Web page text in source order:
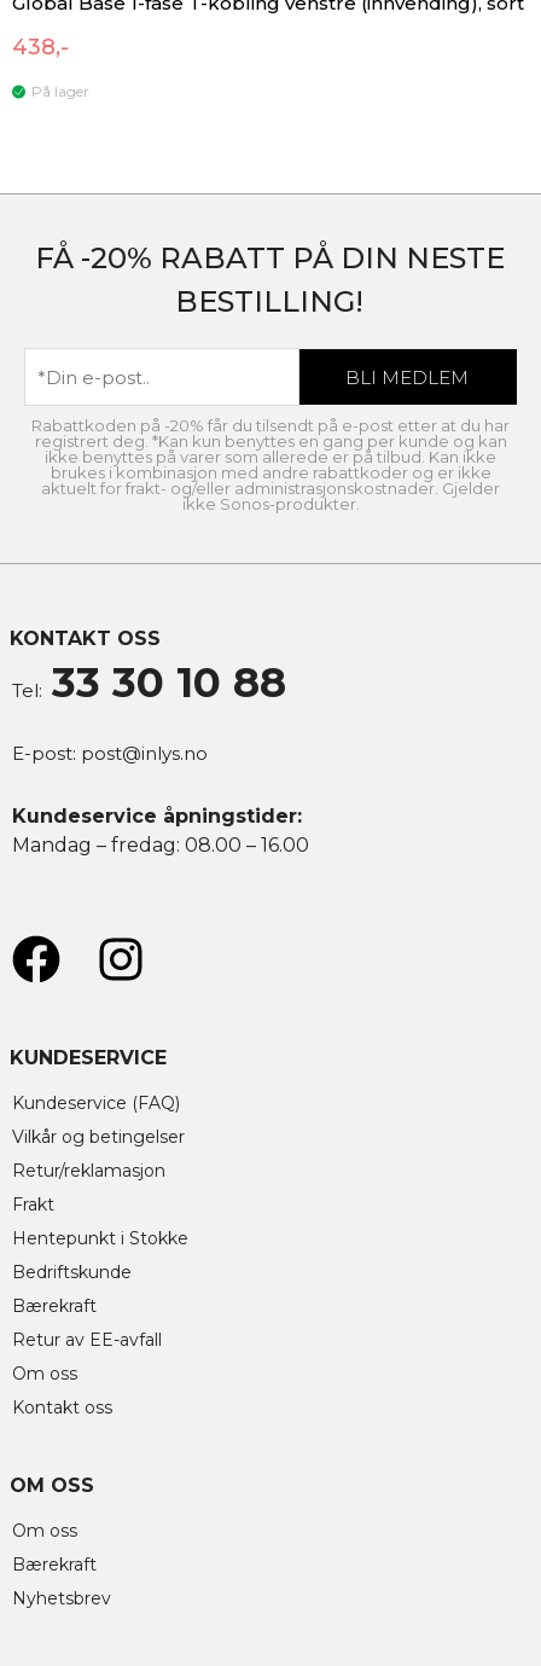
438,-
På lager
FÅ -20% RABATT PÅ DIN NESTE
BESTILLING!
Rabattkoden på -20% får du tilsendt på e-post etter at du har
registrert deg. *Kan kun benyttes en gang per kunde og kan
ikke benyttes på varer som allerede er på tilbud. Kan ikke
brukes i kombinasjon med andre rabattkoder og er ikke
aktuelt for frakt- og/eller administrasjonskostnader. Gjelder
ikke Sonos-produkter.
KONTAKT OSS
Tel: 33 30 10 88
E-post: post@inlys.no
Kundeservice åpningstider:
Mandag – fredag: 08.00 – 16.00
KUNDESERVICE
Kundeservice (FAQ)
Vilkår og betingelser
Retur/reklamasjon
Frakt
Hentepunkt i Stokke
Bedriftskunde
Bærekraft
Retur av EE-avfall
Om oss
Kontakt oss
OM OSS
Om oss
Bærekraft
Nyhetsbrev